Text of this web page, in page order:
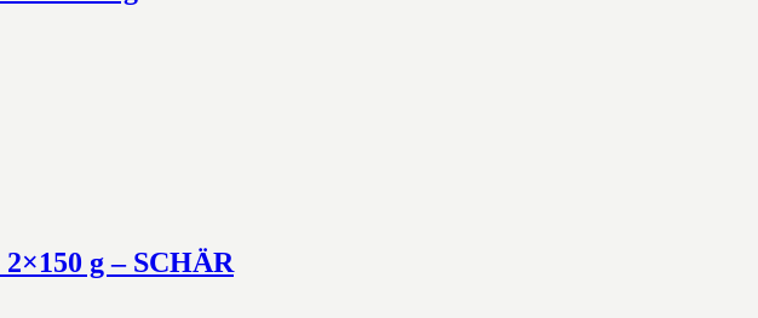
g – SCHÄR